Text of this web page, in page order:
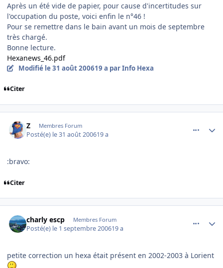
Après un été vide de papier, pour cause d'incertitudes sur
l'occupation du poste, voici enfin le n°46 !
Pour se remettre dans le bain avant un mois de septembre
très chargé.
Bonne lecture.
Hexanews_46.pdf
Modifié le 31 août 200619 a par Info Hexa
Citer
Z Membres Forum
Posté(e) le 31 août 200619 a
:bravo:
Citer
charly escp Membres Forum
Posté(e) le 1 septembre 200619 a
petite correction un hexa était présent en 2002-2003 à Lorient